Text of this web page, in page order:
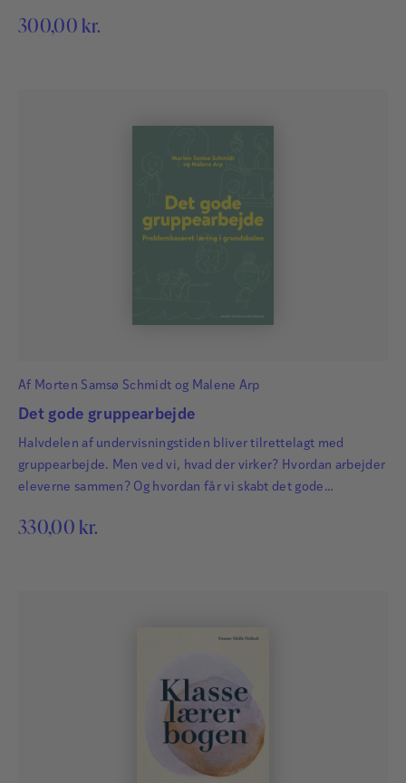
Stine Clasen er uddannet lærer og har som
udviklingskonsulent Børn og Unge i Aarhus Kommune
om børn og unges læring og trivsel. Stine er
medforfatter til flere pædagogiske fagbøger og har
muligheder for dem.
300,00 kr.
Af Morten Samsø Schmidt og Malene Arp
Det gode gruppearbejde
Halvdelen af undervisningstiden bliver tilrettelagt med
gruppearbejde. Men ved vi, hvad der virker? Hvordan arbejder
eleverne sammen? Og hvordan får vi skabt det gode
330,00 kr.